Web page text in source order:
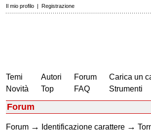
Il mio profilo | Registrazione
Temi
Novità
Autori
Top
Forum
FAQ
Carica un
Strumenti
Forum
Forum → Identificazione carattere →